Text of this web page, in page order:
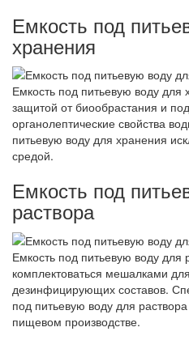
Емкость под
хранения
Емкость под питьевую воду для
защитой от биообрастания и
органолептические свойства
питьевую воду для хранения
средой.
Емкость под
раствора
Емкость под питьевую воду для
комплектоваться мешалками
дезинфицирующих составов.
под питьевую воду для
пищевом производстве.